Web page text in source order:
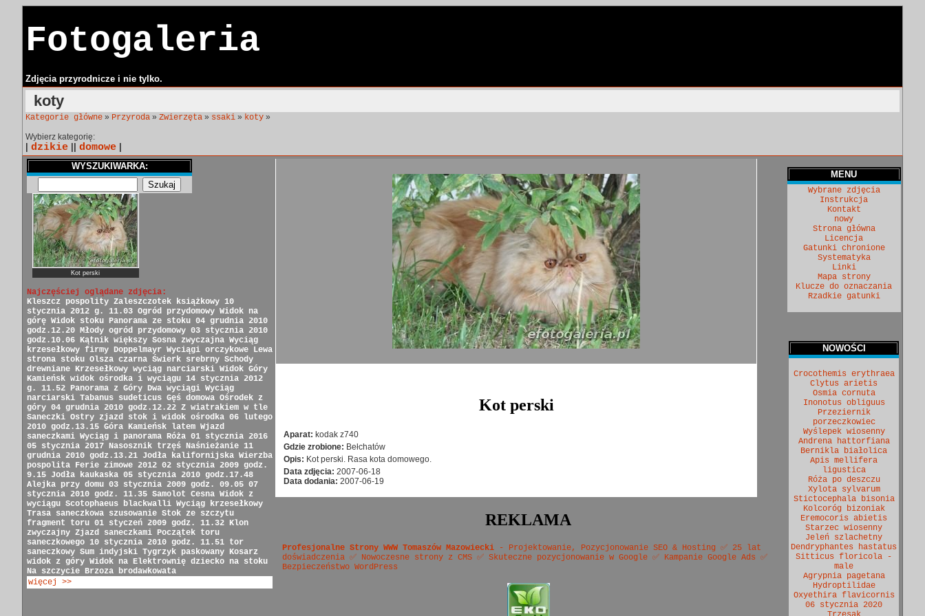
Fotogaleria
Zdjęcia przyrodnicze i nie tylko.
koty
Kategorie główne » Przyroda » Zwierzęta » ssaki » koty »
Wybierz kategorię:
dzikie domowe
WYSZUKIWARKA:
Kot perski
Najczęściej oglądane zdjęcia:
Kleszcz pospolity Zaleszczotek książkowy 10
stycznia 2012 g. 11.03 Ogród przydomowy Widok na
górę Widok stoku Panorama ze stoku 04 grudnia 2010
godz.12.20 Młody ogród przydomowy 03 stycznia 2010
godz.10.06 Kątnik większy Sosna zwyczajna Wyciąg
krzesełkowy firmy Doppelmayr Wyciągi orczykowe Lewa
strona stoku Olsza czarna Świerk srebrny Schody
drewniane Krzesełkowy wyciąg narciarski Widok Góry
Kamieńsk widok ośrodka i wyciągu 14 stycznia 2012
g. 11.52 Panorama z Góry Dwa wyciągi Wyciąg
narciarski Tabanus sudeticus Gęś domowa Ośrodek z
góry 04 grudnia 2010 godz.12.22 Z wiatrakiem w tle
Saneczki Ostry zjazd stok i widok ośrodka 06 lutego
2010 godz.13.15 Góra Kamieńsk latem Wjazd
saneczkami Wyciąg i panorama Róża 01 stycznia 2016
05 stycznia 2017 Nasosznik trzęś Naśnieżanie 11
grudnia 2010 godz.13.21 Jodła kalifornijska Wierzba
pospolita Ferie zimowe 2012 02 stycznia 2009 godz.
9.15 Jodła kaukaska 05 stycznia 2010 godz.17.48
Alejka przy domu 03 stycznia 2009 godz. 09.05 07
stycznia 2010 godz. 11.35 Samolot Cesna Widok z
wyciągu Scotophaeus blackwalli Wyciąg krzesełkowy
Trasa saneczkowa szusowanie Stok ze szczytu
fragment toru 01 styczeń 2009 godz. 11.32 Klon
zwyczajny Zjazd saneczkami Początek toru
saneczkowego 10 stycznia 2010 godz. 11.51 tor
saneczkowy Sum indyjski Tygrzyk paskowany Kosarz
widok z góry Widok na Elektrownię dziecko na stoku
Na szczycie Brzoza brodawkowata
więcej >>
Kot perski
Aparat: kodak z740
Gdzie zrobione: Bełchatów
Opis: Kot perski. Rasa kota domowego.
Data zdjęcia: 2007-06-18
Data dodania: 2007-06-19
REKLAMA
Profesjonalne Strony WWW Tomaszów Mazowiecki - Projektowanie, Pozycjonowanie SEO & Hosting ✅ 25 lat
doświadczenia ✅ Nowoczesne strony z CMS ✅ Skuteczne pozycjonowanie w Google ✅ Kampanie Google Ads ✅
Bezpieczeństwo WordPress
MENU
Wybrane zdjęcia
Instrukcja
Kontakt
nowy
Strona główna
Licencja
Gatunki chronione
Systematyka
Linki
Mapa strony
Klucze do oznaczania
Rzadkie gatunki
NOWOŚCI
Crocothemis erythraea
Clytus arietis
Osmia cornuta
Inonotus obliguus
Przeziernik
porzeczkowiec
Wyślepek wiosenny
Andrena hattorfiana
Bernikla białolica
Apis mellifera
ligustica
Róża po deszczu
Xylota sylvarum
Stictocephala bisonia
Kolcoróg bizoniak
Eremocoris abietis
Starzec wiosenny
Jeleń szlachetny
Dendryphantes hastatus
Sitticus floricola -
male
Agrypnia pagetana
Hydroptilidae
Oxyethira flavicornis
06 stycznia 2020